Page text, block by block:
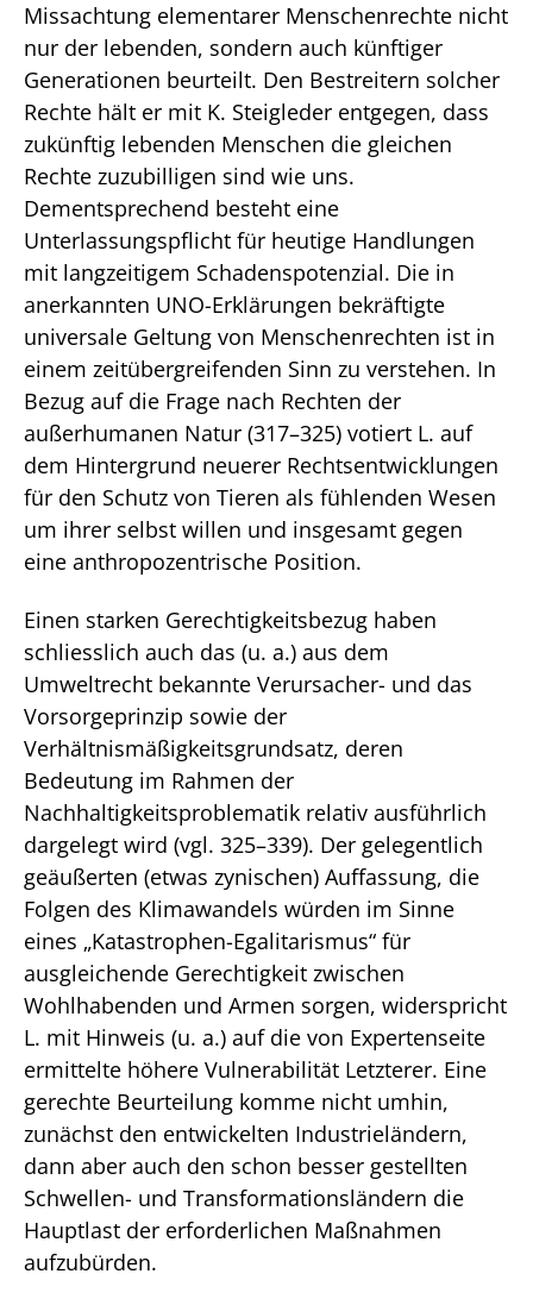
Missachtung elementarer Menschenrechte nicht
nur der lebenden, sondern auch künftiger
Generationen beurteilt. Den Bestreitern solcher
Rechte hält er mit K. Steigleder entgegen, dass
zukünftig lebenden Menschen die gleichen
Rechte zuzubilligen sind wie uns.
Dementsprechend besteht eine
Unterlassungspflicht für heutige Handlungen
mit langzeitigem Schadenspotenzial. Die in
anerkannten UNO-Erklärungen bekräftigte
universale Geltung von Menschenrechten ist in
einem zeitübergreifenden Sinn zu verstehen. In
Bezug auf die Frage nach Rechten der
außerhumanen Natur (317–325) votiert L. auf
dem Hintergrund neuerer Rechtsentwicklungen
für den Schutz von Tieren als fühlenden Wesen
um ihrer selbst willen und insgesamt gegen
eine anthropozentrische Position.
Einen starken Gerechtigkeitsbezug haben
schliesslich auch das (u. a.) aus dem
Umweltrecht bekannte Verursacher- und das
Vorsorgeprinzip sowie der
Verhältnismäßigkeitsgrundsatz, deren
Bedeutung im Rahmen der
Nachhaltigkeitsproblematik relativ ausführlich
dargelegt wird (vgl. 325–339). Der gelegentlich
geäußerten (etwas zynischen) Auffassung, die
Folgen des Klimawandels würden im Sinne
eines „Katastrophen-Egalitarismus“ für
ausgleichende Gerechtigkeit zwischen
Wohlhabenden und Armen sorgen, widerspricht
L. mit Hinweis (u. a.) auf die von Expertenseite
ermittelte höhere Vulnerabilität Letzterer. Eine
gerechte Beurteilung komme nicht umhin,
zunächst den entwickelten Industrieländern,
dann aber auch den schon besser gestellten
Schwellen- und Transformationsländern die
Hauptlast der erforderlichen Maßnahmen
aufzubürden.